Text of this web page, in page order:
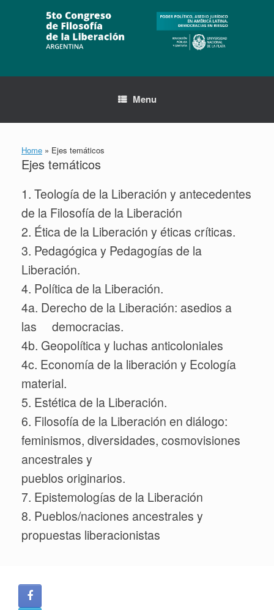
Menu
Home » Ejes temáticos
Ejes temáticos
1. Teología de la Liberación y antecedentes
de la Filosofía de la Liberación
2. Ética de la Liberación y éticas críticas.
3. Pedagógica y Pedagogías de la
Liberación.
4. Política de la Liberación.
4a. Derecho de la Liberación: asedios a
las democracias.
4b. Geopolítica y luchas anticoloniales
4c. Economía de la liberación y Ecología
material.
5. Estética de la Liberación.
6. Filosofía de la Liberación en diálogo:
feminismos, diversidades, cosmovisiones
ancestrales y
pueblos originarios.
7. Epistemologías de la Liberación
8. Pueblos/naciones ancestrales y
propuestas liberacionistas